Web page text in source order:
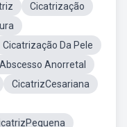
Cicatrização
Cicatrização Da Pele
Abscesso Anorretal
CicatrizCesariana